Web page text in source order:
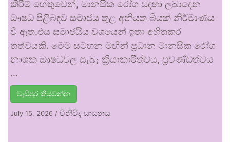
කිරීම් හේතුවෙන්, මානසික රෝග සඳහා ලබාදෙන
ඖෂධ පිළිබඳව සමාජය තුළ අනියත බියක් නිර්මාණය
වී ඇත.එය සමාජයීය වශයෙන් ඉතා අහිතකර
තත්වයකි. මෙම සටහන මඟින් ප්‍රධාන මානසික රෝග
නාශක ඖෂධවල සැබෑ ක්‍රියාකාරීත්වය, ප්‍රචණ්ඩත්වය
…
වැඩිපුර කියවන්න
July 15, 2026 / විනිවිද සායනය